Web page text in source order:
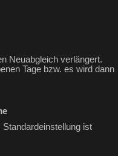
Neuabgleich verlängert.
Tage bzw. es wird dann
ist